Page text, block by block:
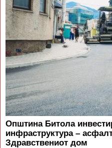
Општина Битола
инфраструктура –
Здравствениот дом